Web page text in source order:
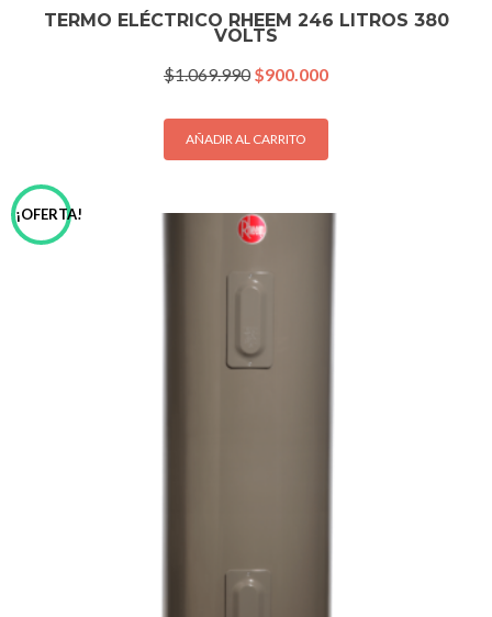
TERMO ELÉCTRICO RHEEM 246 LITROS 380
VOLTS
$1.069.990 El
original
era:
$1.069.990.
$900.000El
actual
$900.000.
AÑADIR AL CARRITO
¡OFERTA!